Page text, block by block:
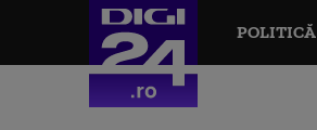
POLITICĂ